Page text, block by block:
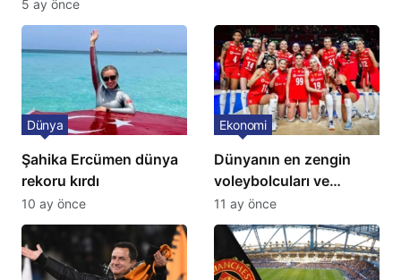
5 ay önce
Şahika Ercümen dünya
rekoru kırdı
Dünya
10 ay önce
Dünyanın en zengin
voleybolcuları ve
servetleri açıklandı:
Listede 2 Türk yıldız
bulunuyor
Ekonomi
11 ay önce